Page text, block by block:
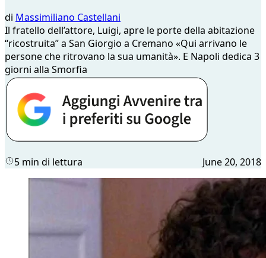
di Massimiliano Castellani
Il fratello dell’attore, Luigi, apre le porte della abitazione
“ricostruita” a San Giorgio a Cremano «Qui arrivano le
persone che ritrovano la sua umanità». E Napoli dedica 3
giorni alla Smorfia
5 min di lettura June 20, 2018